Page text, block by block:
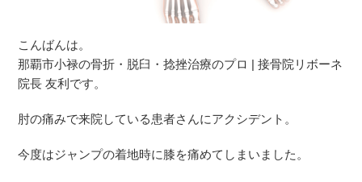
こんばんは。
那覇市小禄の骨折・脱臼・捻挫治療のプロ | 接骨院リボーネ
院長 友利です。
肘の痛みで来院している患者さんにアクシデント。
今度はジャンプの着地時に膝を痛めてしまいました。